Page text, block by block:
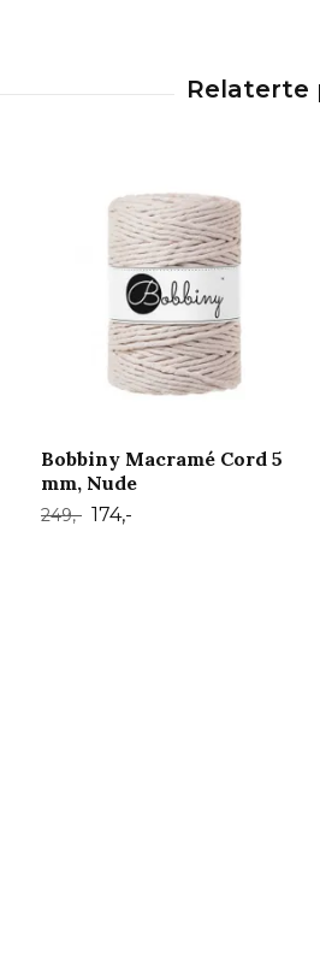
Bobbiny Macramé Cord 5
mm, Nude
249,- 174,-